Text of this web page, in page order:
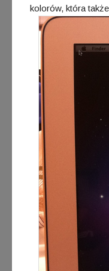
kolorów, która